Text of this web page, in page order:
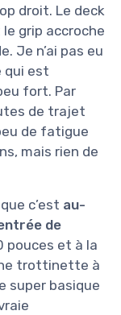
droit. Le deck
grip accroche
Je n’ai pas eu
qui est
fort. Par
de trajet
de fatigue
mais rien de
c’est au-
de
pouces et à la
trottinette à
super basique